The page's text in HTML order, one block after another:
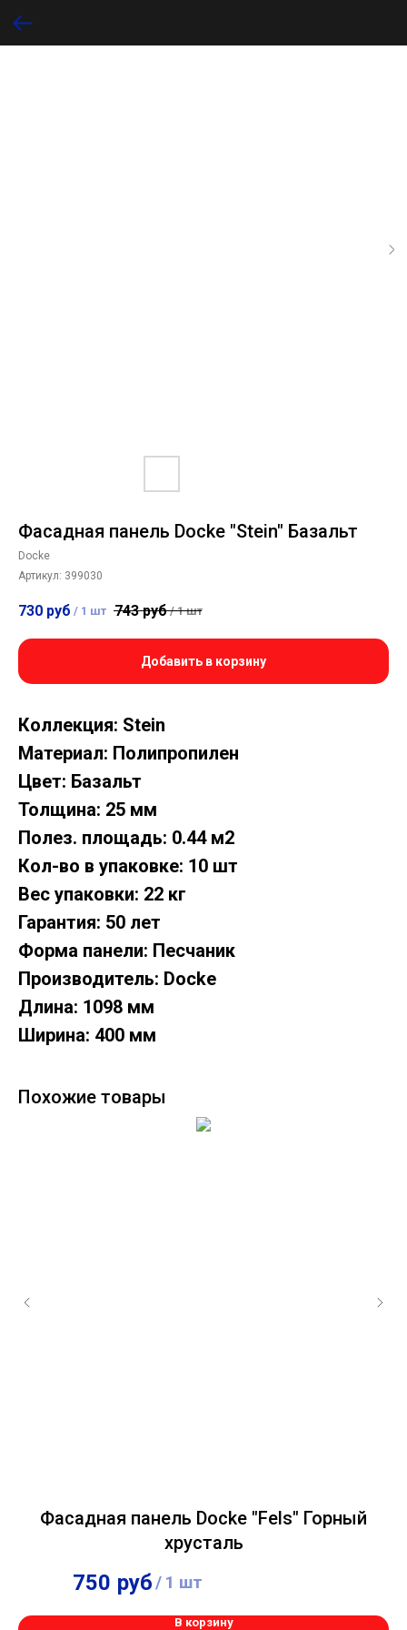
Фасадная панель Docke "Stein" Базальт
Docke
Артикул: 399030
730 руб / 1 шт 743 руб / 1 шт
Добавить в корзину
Коллекция: Stein
Материал: Полипропилен
Цвет: Базальт
Толщина: 25 мм
Полез. площадь: 0.44 м2
Кол-во в упаковке: 10 шт
Вес упаковки: 22 кг
Гарантия: 50 лет
Форма панели: Песчаник
Производитель: Docke
Длина: 1098 мм
Ширина: 400 мм
Похожие товары
Фасадная панель Docke "Fels" Горный
хрусталь
750 руб/ 1 шт
В корзину